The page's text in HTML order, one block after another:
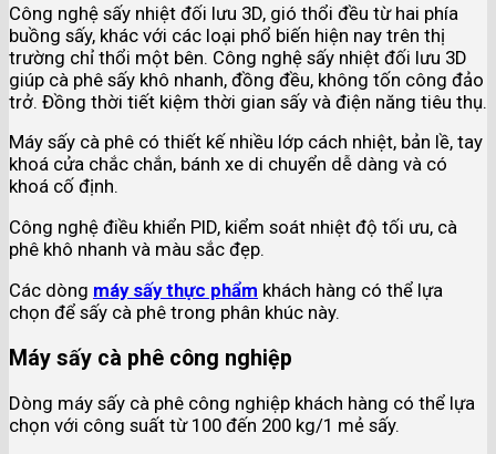
Công nghệ sấy nhiệt đối lưu 3D, gió thổi đều từ hai phía
buồng sấy, khác với các loại phổ biến hiện nay trên thị
trường chỉ thổi một bên. Công nghệ sấy nhiệt đối lưu 3D
giúp cà phê sấy khô nhanh, đồng đều, không tốn công đảo
trở. Đồng thời tiết kiệm thời gian sấy và điện năng tiêu thụ.
Máy sấy cà phê có thiết kế nhiều lớp cách nhiệt, bản lề, tay
khoá cửa chắc chắn, bánh xe di chuyển dễ dàng và có
khoá cố định.
Công nghệ điều khiển PID, kiểm soát nhiệt độ tối ưu, cà
phê khô nhanh và màu sắc đẹp.
Các dòng máy sấy thực phẩm khách hàng có thể lựa
chọn để sấy cà phê trong phân khúc này.
Máy sấy cà phê công nghiệp
Dòng máy sấy cà phê công nghiệp khách hàng có thể lựa
chọn với công suất từ 100 đến 200 kg/1 mẻ sấy.